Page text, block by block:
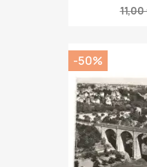
11,00
-50%